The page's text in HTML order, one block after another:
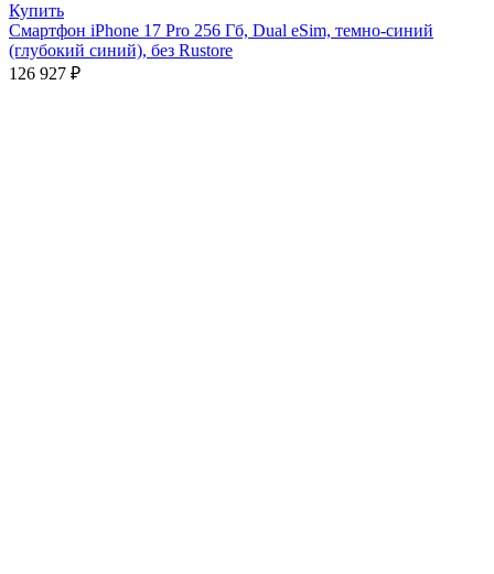
Купить
Смартфон iPhone 17 Pro 256 Гб, Dual eSim, темно-синий
(глубокий синий), без Rustore
126 927 ₽